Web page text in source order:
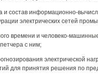
и состав информационно-
электрических сетей
времени и человеко-
с ним;
электрической
для принятия решения по